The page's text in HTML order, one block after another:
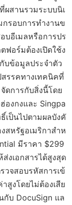
ผสานรวมระบบนิเ
กรอบการทำงานข
บอีเมลหรือการปร
ฟอร์มต้องเปิดใช้ง
บข้อมูลประจำตัว
รรคทางเทคนิคที่
ดการกับสิ่งนี้โดย
องกงและ Singpa
เป็นไปตามผลบังคั
สหรัฐอเมริกาสำห
มีราคา $299
งเอกสารได้สูงสุด
วจสอบรหัสการเข้
สูงโดยไม่ต้องเสีย
กับ DocuSign แล